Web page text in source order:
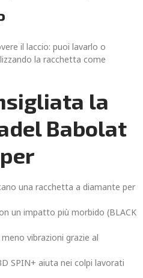
il laccio: puoi lavarlo o
la racchetta come
la
Babolat
una racchetta a diamante per
un impatto più morbido (BLACK
vibrazioni grazie al
SPIN+ aiuta nei colpi lavorati